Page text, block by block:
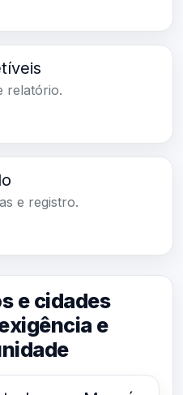
relatório.
e registro.
e cidades
e